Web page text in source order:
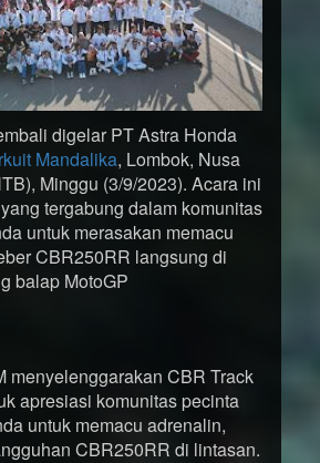
digelar PT Astra Honda
Mandalika, Lombok, Nusa
Minggu (3/9/2023). Acara ini
tergabung dalam komunitas
untuk merasakan memacu
CBR250RR langsung di
balap MotoGP
menyelenggarakan CBR Track
apresiasi komunitas pecinta
untuk memacu adrenalin,
CBR250RR di lintasan.